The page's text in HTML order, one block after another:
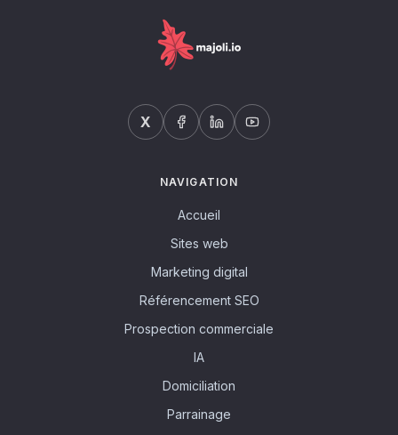
X
NAVIGATION
Accueil
Sites web
Marketing digital
Référencement SEO
Prospection commerciale
IA
Domiciliation
Parrainage